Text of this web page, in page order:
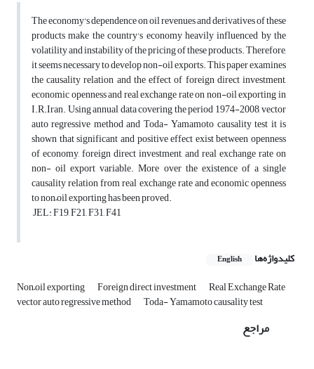
The economy's dependence on oil revenues and derivatives of these
products make the country's economy heavily influenced by the
volatility and instability of the pricing of these products. Therefore,
it seems necessary to develop non-oil exports. This paper examines
the causality relation and the effect of foreign direct investment,
economic openness and real exchange rate on non-oil exporting in
I.R.Iran. Using annual data covering the period 1974-2008, vector
auto regressive method and Toda- Yamamoto causality test it is
shown that significant and positive effect exist between openness
of economy, foreign direct investment, and real exchange rate on
non- oil export variable. More over the existence of a single
causality relation from real exchange rate and economic openness
to non–oil exporting has been proved.
JEL: F19, F21, F31, F41
کلیدواژه‌ها English
Non–oil exporting Foreign direct investment Real Exchange Rate
vector auto regressive method Toda- Yamamoto causality test
مراجع